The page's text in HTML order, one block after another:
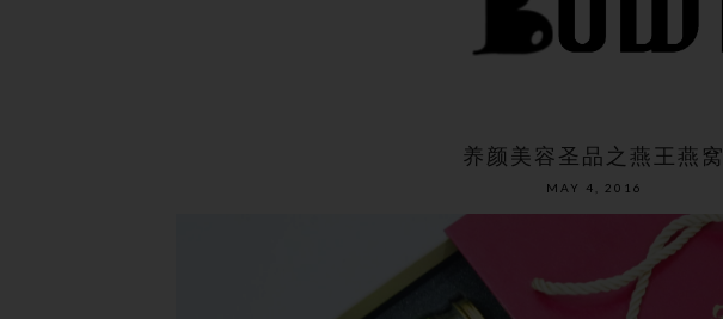
养颜美容圣品之燕王燕窝
MAY 4, 2016